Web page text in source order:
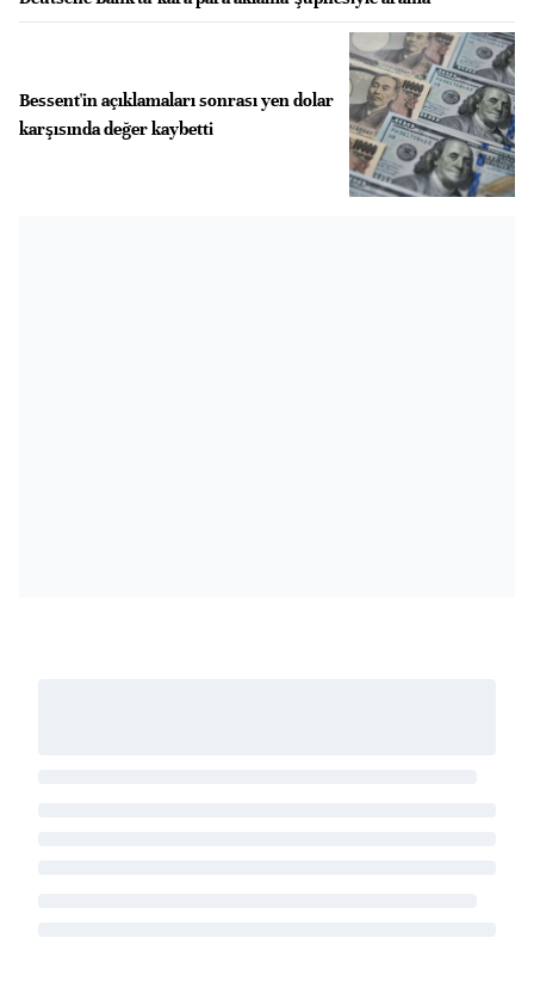
Bessent'in açıklamaları sonrası yen dolar
karşısında değer kaybetti